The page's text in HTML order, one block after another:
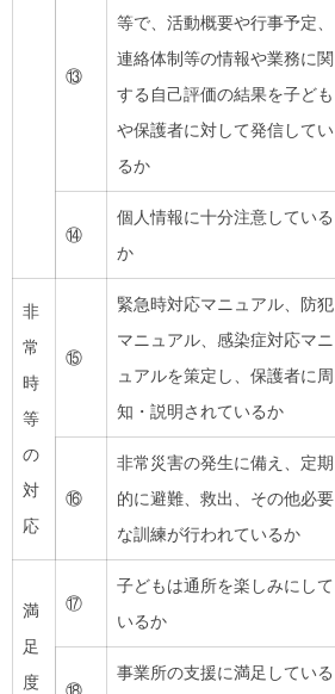
⑬
等で、活動概要や行事予定、
連絡体制等の情報や業務に関
する自己評価の結果を子ども
や保護者に対して発信してい
るか
⑭
個人情報に十分注意している
か
非
常
時
等
の
対
応
⑮
緊急時対応マニュアル、防犯
マニュアル、感染症対応マニ
ュアルを策定し、保護者に周
知・説明されているか
⑯
非常災害の発生に備え、定期
的に避難、救出、その他必要
な訓練が行われているか
満
足
度
⑰
子どもは通所を楽しみにして
いるか
事業所の支援に満足している